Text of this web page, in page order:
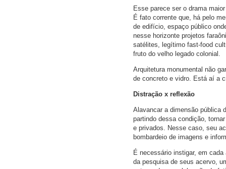
Esse parece ser o drama
É fato corrente que, há pelo
de edifício, espaço público
nesse horizonte projetos
satélites, legítimo fast-food
fruto do velho legado colonial.
Arquitetura monumental não
de concreto e vidro. Está aí a
Distração x reflexão
Alavancar a dimensão pública
partindo dessa condição,
e privados. Nesse caso, seu
bombardeio de imagens e
É necessário instigar, em
da pesquisa de seus acervo,